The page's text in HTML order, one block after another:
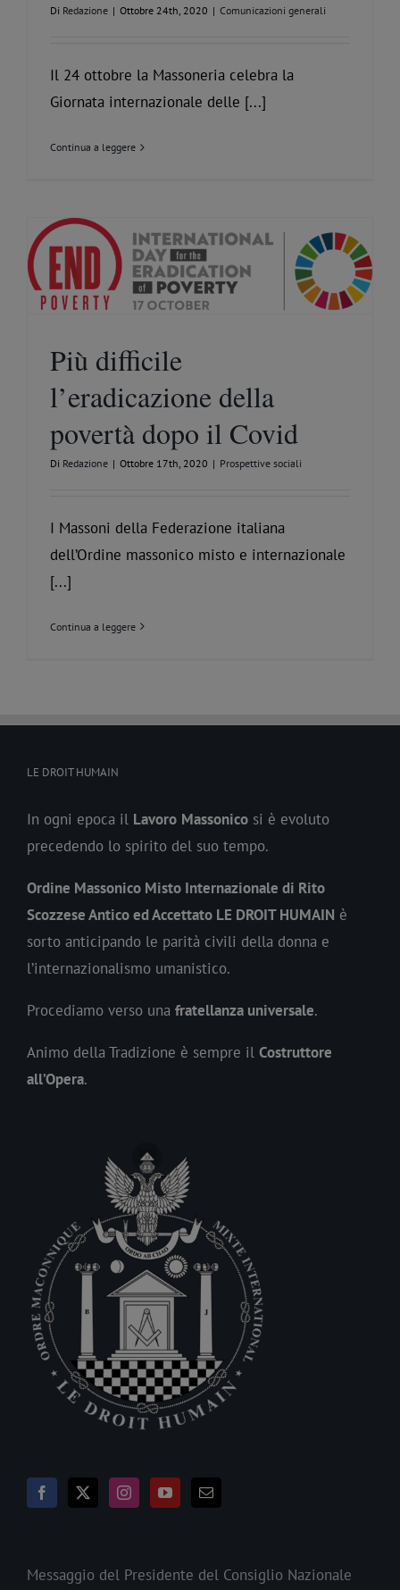
Di Redazione | Ottobre 24th, 2020 | Comunicazioni generali
Il 24 ottobre la Massoneria celebra la
Giornata internazionale delle [...]
Continua a leggere
Più difficile
l’eradicazione della
povertà dopo il Covid
Di Redazione | Ottobre 17th, 2020 | Prospettive sociali
I Massoni della Federazione italiana
dell’Ordine massonico misto e internazionale
[...]
Continua a leggere
LE DROIT HUMAIN
In ogni epoca il Lavoro Massonico si è evoluto
precedendo lo spirito del suo tempo.
Ordine Massonico Misto Internazionale di Rito
Scozzese Antico ed Accettato LE DROIT HUMAIN è
sorto anticipando le parità civili della donna e
l’internazionalismo umanistico.
Procediamo verso una fratellanza universale.
Animo della Tradizione è sempre il Costruttore
all’Opera.
Messaggio del Presidente del Consiglio Nazionale